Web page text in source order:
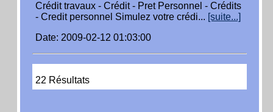
Crédit travaux - Crédit - Pret Personnel - Crédits
- Credit personnel Simulez votre crédi... [suite...]
Date: 2009-02-12 01:03:00
22 Résultats